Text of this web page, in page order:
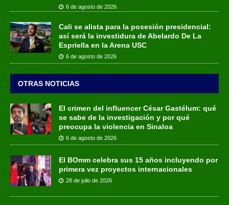
6 de agosto de 2026
Cali se alista para la posesión presidencial:
así será la investidura de Abelardo De La
Espriella en la Arena USC
6 de agosto de 2026
OTRAS NOTICIAS
El crimen del influencer César Gastélum: qué
se sabe de la investigación y por qué
preocupa la violencia en Sinaloa
6 de agosto de 2026
El BOmm celebra sus 15 años incluyendo por
primera vez proyectos internacionales
28 de julio de 2026